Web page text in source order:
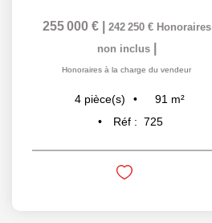
255 000 € 242 250 € Honoraires
non inclus
Honoraires à la charge du vendeur
4 pièce(s) 91 m²
Réf : 725